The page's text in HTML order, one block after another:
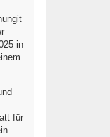
in
für